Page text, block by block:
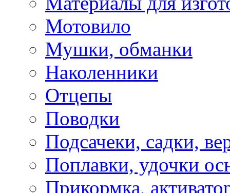
Мотовило
Мушки, обманки
Наколенники
Отцепы
Поводки
Подсачеки, садки,
Поплавки, удочки
Прикормка,